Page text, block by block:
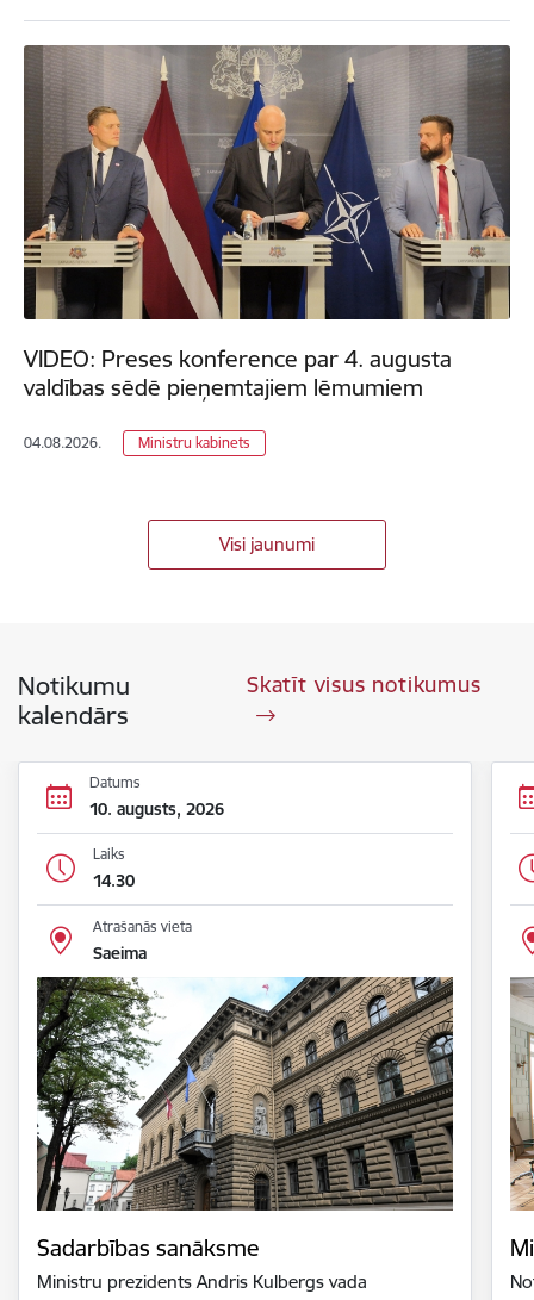
VIDEO: Preses konference par 4. augusta
valdības sēdē pieņemtajiem lēmumiem
04.08.2026. Ministru kabinets
Visi jaunumi
Notikumu
kalendārs
Skatīt visus notikumus
Datums
10. augusts, 2026
Laiks
14.30
Atrašanās vieta
Saeima
Sadarbības sanāksme
Ministru prezidents Andris Kulbergs vada